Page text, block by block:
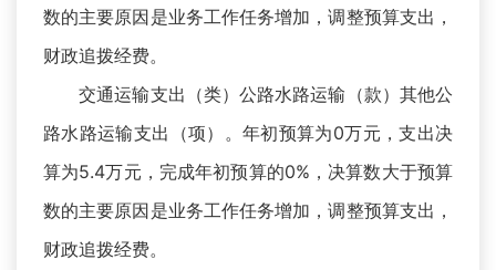
数的主要原因是业务工作任务增加，调整预算支出，
财政追拨经费。
交通运输支出（类）公路水路运输（款）其他公
路水路运输支出（项）。年初预算为0万元，支出决
算为5.4万元，完成年初预算的0%，决算数大于预算
数的主要原因是业务工作任务增加，调整预算支出，
财政追拨经费。